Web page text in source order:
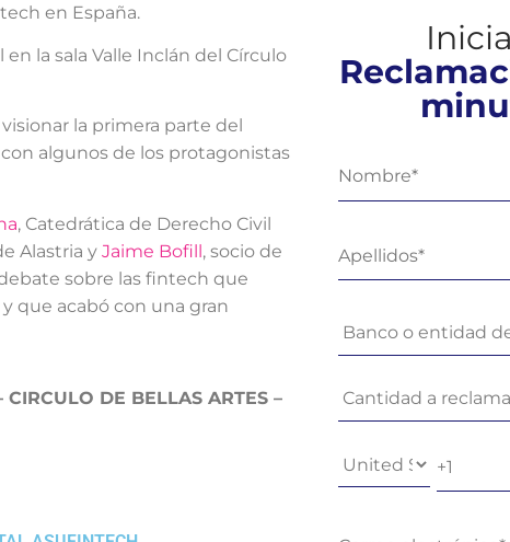
en España.
la sala Valle Inclán del Círculo
la primera parte del
algunos de los protagonistas
, Catedrática de Derecho Civil
Alastria y Jaime Bofill, socio de
sobre las fintech que
que acabó con una gran
DE BELLAS ARTES –